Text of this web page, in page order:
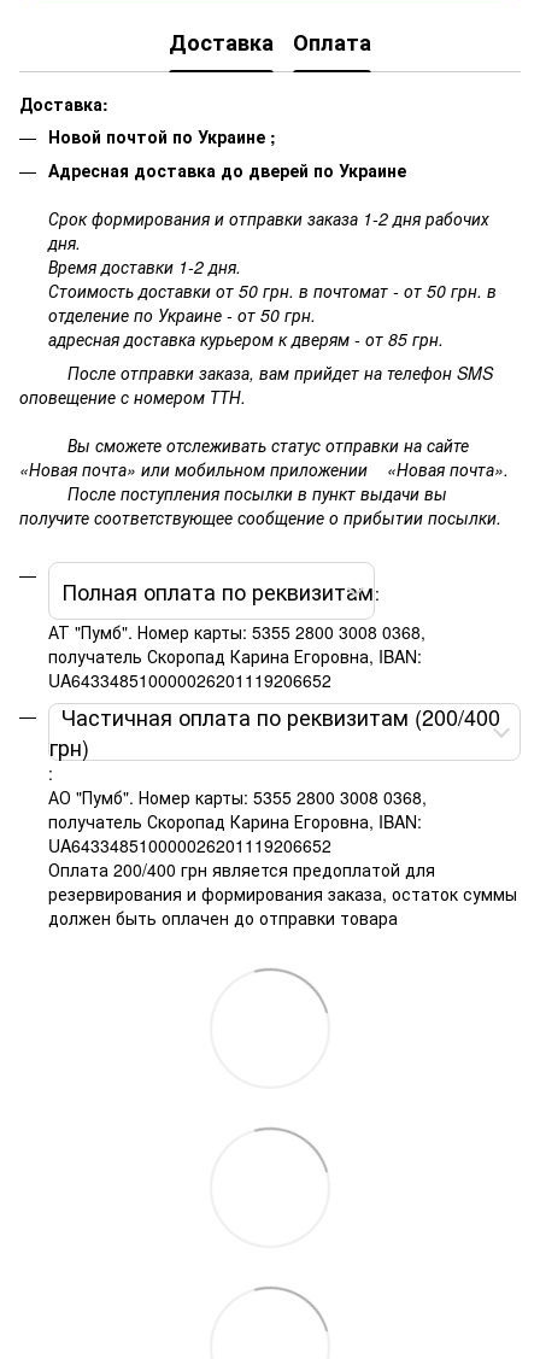
Доставка Оплата
Доставка:
Новой почтой по Украине ;
Адресная доставка до дверей по Украине
Срок формирования и отправки заказа 1-2 дня рабочих
дня.
Время доставки 1-2 дня.
Стоимость доставки от 50 грн. в почтомат - от 50 грн. в
отделение по Украине - от 50 грн.
адресная доставка курьером к дверям - от 85 грн.
После отправки заказа, вам прийдет на телефон SMS
оповещение с номером ТТН.
Вы сможете отслеживать статус отправки на сайте
«Новая почта» или мобильном приложении «Новая почта».
После поступления посылки в пункт выдачи вы
получите соответствующее сообщение о прибытии посылки.
Полная оплата по реквизитам:
АТ "Пумб". Номер карты: 5355 2800 3008 0368,
получатель Скоропад Карина Егоровна, IBAN:
UA643348510000026201119206652
Частичная оплата по реквизитам (200/400
грн)
:
АО "Пумб". Номер карты: 5355 2800 3008 0368,
получатель Скоропад Карина Егоровна, IBAN:
UA643348510000026201119206652
Оплата 200/400 грн является предоплатой для
резервирования и формирования заказа, остаток суммы
должен быть оплачен до отправки товара